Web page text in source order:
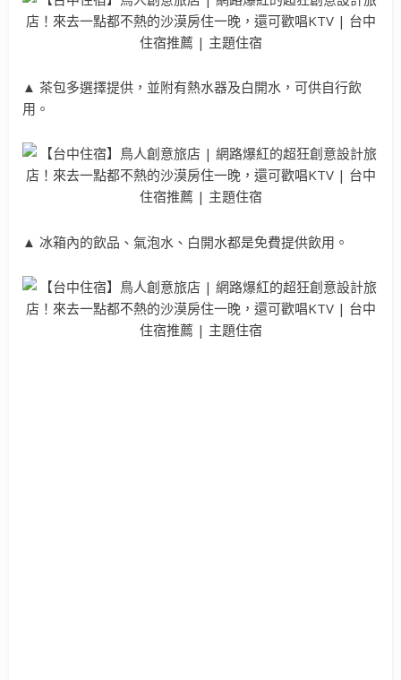
▲ 茶包多選擇提供，並附有熱水器及白開水，可供自行飲
用。
▲ 冰箱內的飲品、氣泡水、白開水都是免費提供飲用。